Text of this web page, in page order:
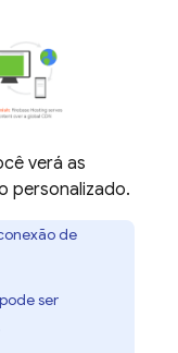
verá as
personalizado.
de
ser